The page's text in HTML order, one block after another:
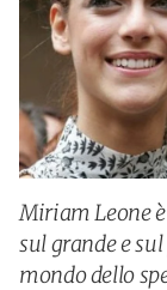
Miriam Leone
sul grande e
mondo dello